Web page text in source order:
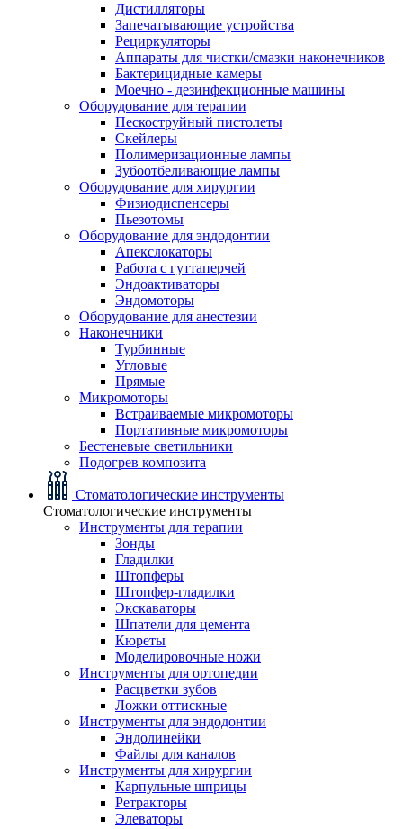
Дистилляторы
Запечатывающие устройства
Рециркуляторы
Аппараты для чистки/смазки наконечников
Бактерицидные камеры
Моечно - дезинфекционные машины
Оборудование для терапии
Пескоструйный пистолеты
Скейлеры
Полимеризационные лампы
Зубоотбеливающие лампы
Оборудование для хирургии
Физиодиспенсеры
Пьезотомы
Оборудование для эндодонтии
Апекслокаторы
Работа с гуттаперчей
Эндоактиваторы
Эндомоторы
Оборудование для анестезии
Наконечники
Турбинные
Угловые
Прямые
Микромоторы
Встраиваемые микромоторы
Портативные микромоторы
Бестеневые светильники
Подогрев композита
Стоматологические инструменты
Стоматологические инструменты
Инструменты для терапии
Зонды
Гладилки
Штопферы
Штопфер-гладилки
Экскаваторы
Шпатели для цемента
Кюреты
Моделировочные ножи
Инструменты для ортопедии
Расцветки зубов
Ложки оттискные
Инструменты для эндодонтии
Эндолинейки
Файлы для каналов
Инструменты для хирургии
Карпульные шприцы
Ретракторы
Элеваторы